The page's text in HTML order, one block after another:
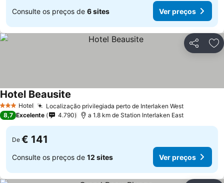
Consulte os preços de 6 sites Ver preços
Partilhar
3 EstrelasHotel Localização privilegiada perto de Interlaken West
Hotel Beausite
8,7 Excelente 4.790 a 1.8 km de Station Interlaken East
De € 141
Consulte os preços de 12 sites Ver preços